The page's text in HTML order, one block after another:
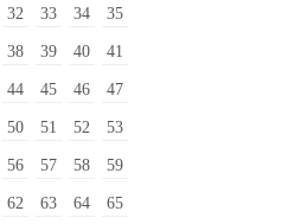
32 33 34 35
38 39 40 41
44 45 46 47
50 51 52 53
56 57 58 59
62 63 64 65